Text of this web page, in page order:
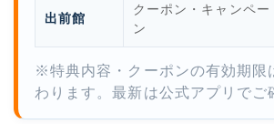
出前館
クーポン・キャンペー
ン
※特典内容・クーポンの有効期限
わります。最新は公式アプリでご